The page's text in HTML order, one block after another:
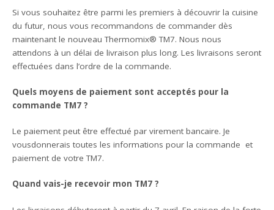
Si vous souhaitez être parmi les premiers à découvrir la cuisine
du futur, nous vous recommandons de commander dès
maintenant le nouveau Thermomix® TM7. Nous nous
attendons à un délai de livraison plus long. Les livraisons seront
effectuées dans l’ordre de la commande.
Quels moyens de paiement sont acceptés pour la
commande TM7 ?
Le paiement peut être effectué par virement bancaire. Je
vousdonnerais toutes les informations pour la commande et
paiement de votre TM7.
Quand vais-je recevoir mon TM7 ?